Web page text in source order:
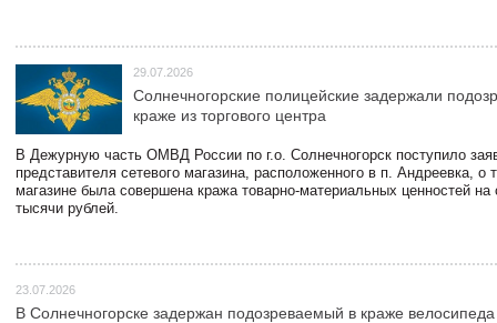
29.07.2026
Солнечногорские полицейские задержали
краже из торгового центра
В Дежурную часть ОМВД России по г.о. Солнечногорск поступило
представителя сетевого магазина, расположенного в п. Андреевка, о
магазине была совершена кража товарно-материальных ценностей
тысячи рублей.
23.07.2026
В Солнечногорске задержан подозреваемый в краже велосипеда